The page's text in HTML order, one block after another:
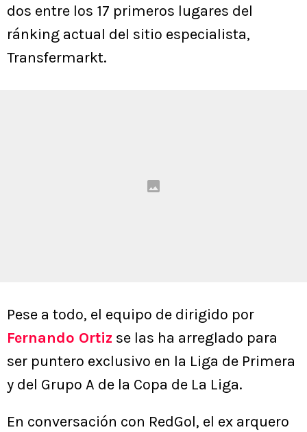
dos entre los 17 primeros lugares del
ránking actual del sitio especialista,
Transfermarkt.
Pese a todo, el equipo de dirigido por
Fernando Ortiz se las ha arreglado para
ser puntero exclusivo en la Liga de Primera
y del Grupo A de la Copa de La Liga.
En conversación con RedGol, el ex arquero